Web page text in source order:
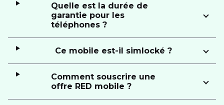
Quelle est la durée de
garantie pour les
téléphones ?
Ce mobile est-il simlocké ?
Comment souscrire une
offre RED mobile ?